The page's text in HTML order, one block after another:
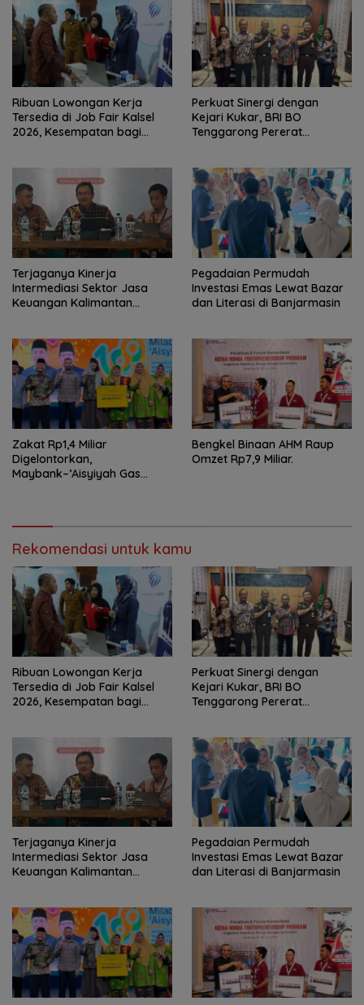
Ribuan Lowongan Kerja
Tersedia di Job Fair Kalsel
2026, Kesempatan bagi
Perkuat Sinergi dengan
Kejari Kukar, BRI BO
Tenggarong Pererat
Terjaganya Kinerja
Intermediasi Sektor Jasa
Keuangan Kalimantan
Daerah
Pegadaian Permudah
Investasi Emas Lewat Bazar
dan Literasi di Banjarmasin
Zakat Rp1,4 Miliar
Digelontorkan,
Maybank–’Aisyiyah Gas
Bengkel Binaan AHM Raup
Omzet Rp7,9 Miliar.
Rekomendasi untuk kamu
Ribuan Lowongan Kerja
Tersedia di Job Fair Kalsel
2026, Kesempatan bagi
Perkuat Sinergi dengan
Kejari Kukar, BRI BO
Tenggarong Pererat
Terjaganya Kinerja
Intermediasi Sektor Jasa
Keuangan Kalimantan
Daerah
Pegadaian Permudah
Investasi Emas Lewat Bazar
dan Literasi di Banjarmasin